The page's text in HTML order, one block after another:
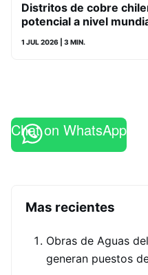
Distritos de cobre
potencial a nivel
1 JUL 2026 | 3 MIN.
Chat on WhatsApp
Mas recientes
Obras de Aguas
generan puestos